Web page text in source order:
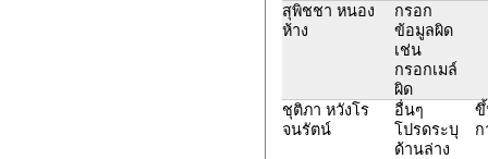
สุพิชชา หนอง
ห้าง
กรอก
ข้อมูลผิด
เช่น
กรอกเมล์
ผิด
ชุติภา หวังโร
จนรัตน์
อื่นๆ
โปรดระบุ
ด้านล่าง
ขึ้
ก